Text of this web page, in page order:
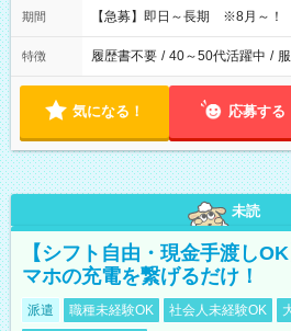
期間 【急募】即日～長期 ※8月～！
特徴 履歴書不要 / 40～50代活躍中 /
気になる！ 応募する
未読
【シフト自由・現金手渡し
マホの充電を繋げるだけ！
派遣 職種未経験OK 社会人未経験OK